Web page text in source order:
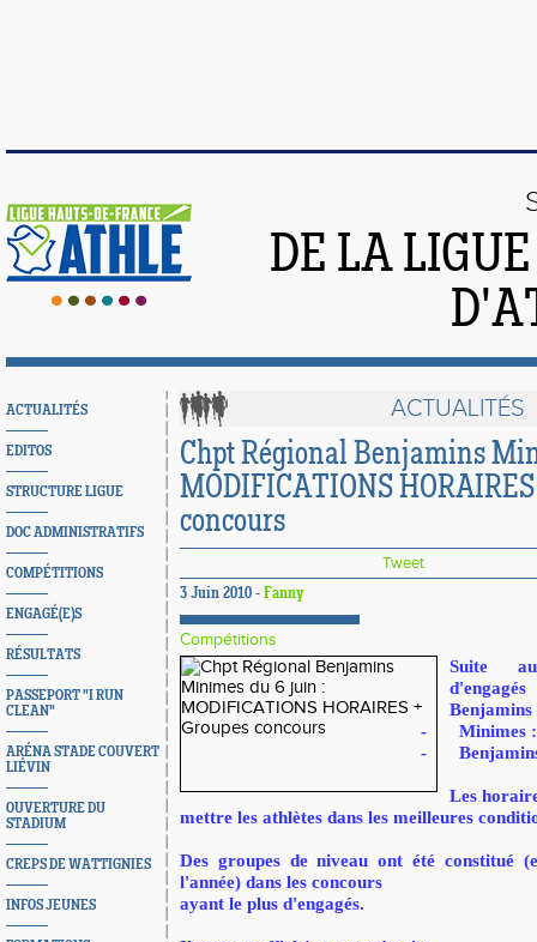
DE LA
ACTUALITÉS
EDITOS
STRUCTURE LIGUE
DOC ADMINISTRATIFS
COMPÉTITIONS
ENGAGÉ(E)S
RÉSULTATS
PASSEPORT "I RUN
CLEAN"
ARÉNA STADE COUVERT
LIÉVIN
OUVERTURE DU
STADIUM
CREPS DE WATTIGNIES
INFOS JEUNES
ACTUALITÉS
Chpt Régional Benjamins
MODIFICATIONS
concours
Tweet
3 Juin 2010 - Fanny
Compétitions
Suite
-
Minimes
-
Les
mettre les athlètes dans les meilleures
Des groupes de niveau ont été constitué
l'année) dans les concours
ayant le plus d'engagés.